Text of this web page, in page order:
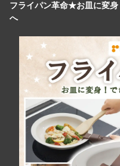
フライパン革命★お皿に変
へ